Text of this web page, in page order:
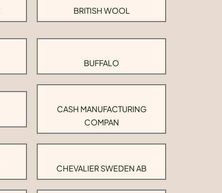
BRITISH WOOL
BUFFALO
CASH MANUFACTURING
COMPAN
CHEVALIER SWEDEN AB